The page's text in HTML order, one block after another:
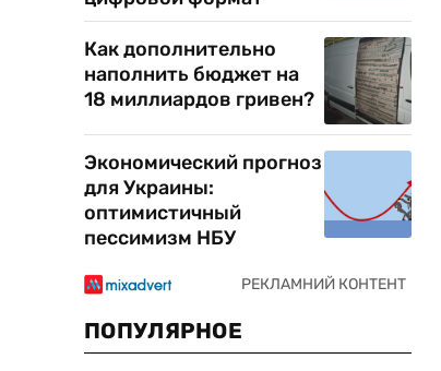
Как дополнительно
наполнить бюджет на
18 миллиардов гривен?
Экономический прогноз
для Украины:
оптимистичный
пессимизм НБУ
ПОПУЛЯРНОЕ